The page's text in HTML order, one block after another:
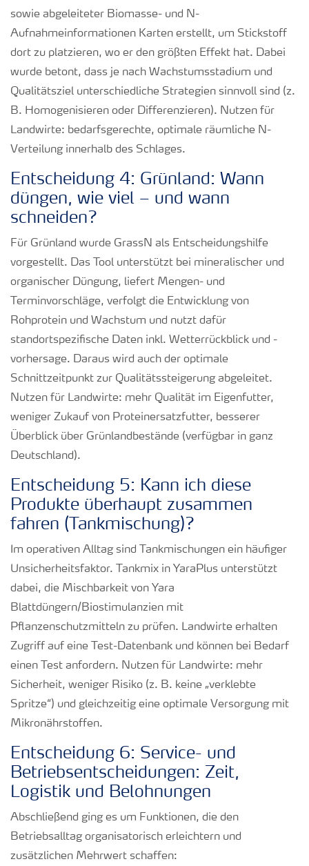
sowie abgeleiteter Biomasse- und N-
Aufnahmeinformationen Karten erstellt, um Stickstoff
dort zu platzieren, wo er den größten Effekt hat. Dabei
wurde betont, dass je nach Wachstumsstadium und
Qualitätsziel unterschiedliche Strategien sinnvoll sind (z.
B. Homogenisieren oder Differenzieren). Nutzen für
Landwirte: bedarfsgerechte, optimale räumliche N-
Verteilung innerhalb des Schlages.
Entscheidung 4: Grünland: Wann
düngen, wie viel – und wann
schneiden?
Für Grünland wurde GrassN als Entscheidungshilfe
vorgestellt. Das Tool unterstützt bei mineralischer und
organischer Düngung, liefert Mengen- und
Terminvorschläge, verfolgt die Entwicklung von
Rohprotein und Wachstum und nutzt dafür
standortspezifische Daten inkl. Wetterrückblick und -
vorhersage. Daraus wird auch der optimale
Schnittzeitpunkt zur Qualitätssteigerung abgeleitet.
Nutzen für Landwirte: mehr Qualität im Eigenfutter,
weniger Zukauf von Proteinersatzfutter, besserer
Überblick über Grünlandbestände (verfügbar in ganz
Deutschland).
Entscheidung 5: Kann ich diese
Produkte überhaupt zusammen
fahren (Tankmischung)?
Im operativen Alltag sind Tankmischungen ein häufiger
Unsicherheitsfaktor. Tankmix in YaraPlus unterstützt
dabei, die Mischbarkeit von Yara
Blattdüngern/Biostimulanzien mit
Pflanzenschutzmitteln zu prüfen. Landwirte erhalten
Zugriff auf eine Test-Datenbank und können bei Bedarf
einen Test anfordern. Nutzen für Landwirte: mehr
Sicherheit, weniger Risiko (z. B. keine „verklebte
Spritze“) und gleichzeitig eine optimale Versorgung mit
Mikronährstoffen.
Entscheidung 6: Service- und
Betriebsentscheidungen: Zeit,
Logistik und Belohnungen
Abschließend ging es um Funktionen, die den
Betriebsalltag organisatorisch erleichtern und
zusätzlichen Mehrwert schaffen: